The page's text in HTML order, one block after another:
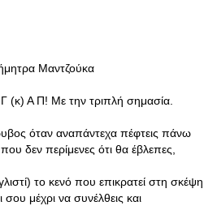
Μαντζούκα
(κ) Α Π! Με την τριπλή σημασία.
όταν αναπάντεχα πέφτεις πάνω
δεν περίμενες ότι θα έβλεπες,
το κενό που επικρατεί στη σκέψη
σου μέχρι να συνέλθεις και